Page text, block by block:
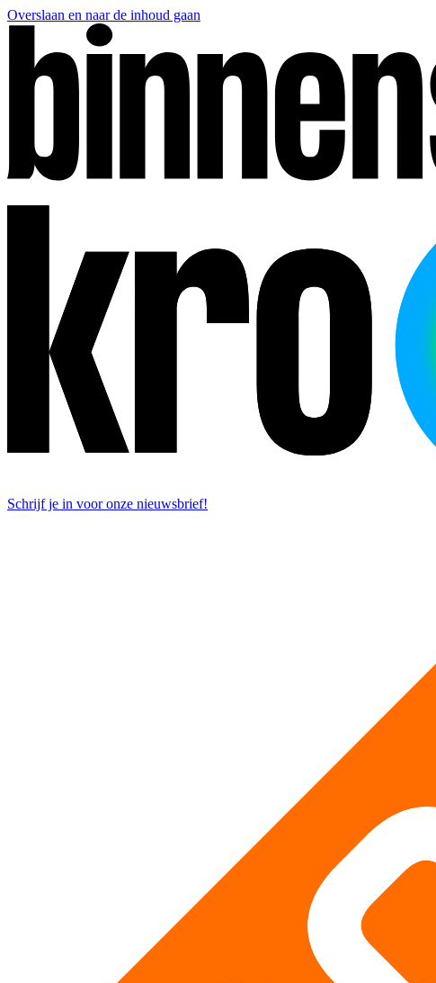
Overslaan en naar de inhoud gaan
Schrijf je in voor onze nieuwsbrief!